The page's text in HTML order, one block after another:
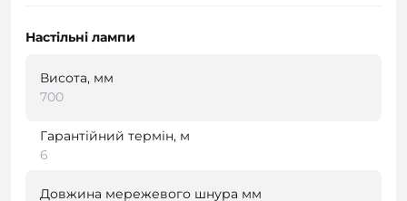
Настільні лампи
Висота, мм
700
Гарантійний термін, м
6
Довжина мережевого шнура мм